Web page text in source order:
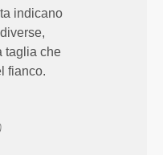
indicano
taglia che
fianco.